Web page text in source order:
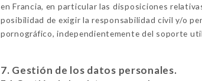
en Francia, en particular las disposiciones
posibilidad de exigir la responsabilidad civil y/o
pornográfico, independientemente del soporte
7. Gestión de los datos personales.